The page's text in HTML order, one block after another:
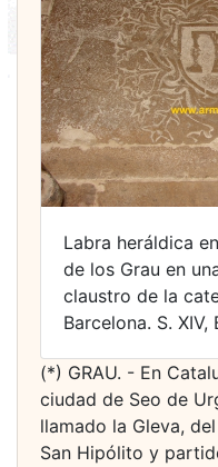
Labra heráldica
de los Grau en
claustro de la
Barcelona. S. XIV,
(*) GRAU. - En
ciudad de Seo de
llamado la Gleva,
San Hipólito y